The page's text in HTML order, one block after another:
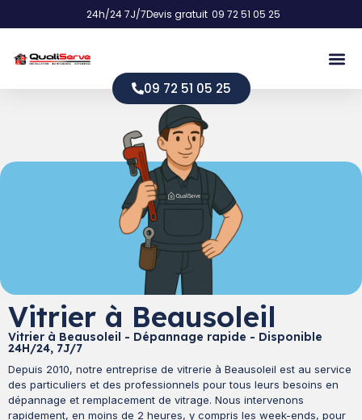
24h/24 7J/7Devis gratuit 09 72 51 05 25
09 72 51 05 25
Vitrier à Beausoleil
Vitrier à Beausoleil - Dépannage rapide - Disponible
24H/24, 7J/7
Depuis 2010, notre entreprise de vitrerie à Beausoleil est au service
des particuliers et des professionnels pour tous leurs besoins en
dépannage et remplacement de vitrage. Nous intervenons
rapidement, en moins de 2 heures, y compris les week-ends, pour